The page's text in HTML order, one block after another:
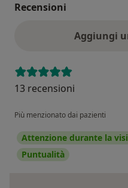
Recensioni
Aggiungi
13 recensioni
Più menzionato dai pazienti
Attenzione durante la
Puntualità